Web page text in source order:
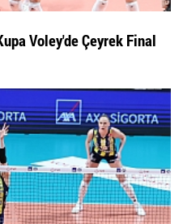
Voley'de Çeyrek Final